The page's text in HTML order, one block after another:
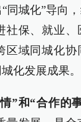
同城化”导向
保、就业、
区域同城化协
化发展成果。
”和“合作的